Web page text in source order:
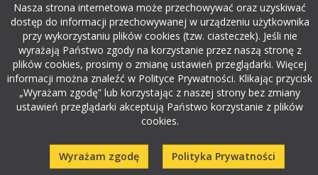
Dodaj ogłoszenie o pracę
rekrutacja w it
Nasza strona internetowa może przechowywać oraz uzyskiwać
dostęp do informacji przechowywanej w urządzeniu użytkownika
przy wykorzystaniu plików cookies (tzw. ciasteczek). Jeśli nie
wyrażają Państwo zgody na korzystanie przez naszą stronę z
plików cookies, prosimy o zmianę ustawień przeglądarki. Więcej
informacji można znaleźć w Polityce Prywatności. Klikając przycisk
„Wyrażam zgodę” lub korzystając z naszej strony bez zmiany
ustawień przeglądarki akceptują Państwo korzystanie z plików
cookies.
Wyrażam zgodę Polityka Prywatności